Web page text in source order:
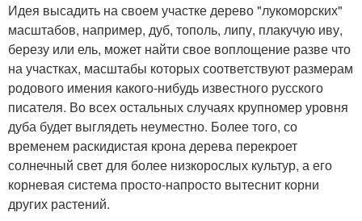
Идея высадить на своем участке дерево "лукоморских"
масштабов, например, дуб, тополь, липу, плакучую иву,
березу или ель, может найти свое воплощение разве что
на участках, масштабы которых соответствуют размерам
родового имения какого-нибудь известного русского
писателя. Во всех остальных случаях крупномер уровня
дуба будет выглядеть неуместно. Более того, со
временем раскидистая крона дерева перекроет
солнечный свет для более низкорослых культур, а его
корневая система просто-напросто вытеснит корни
других растений.